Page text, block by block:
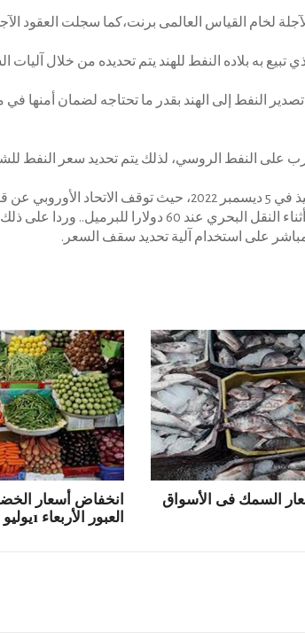
به بلاده النفط للهند يتم تحديده من خلال آليات
النفط إلى الهند بقدر ما تحتاجه لضمان
على النفط الروسي، لذلك يتم تحديد سعر النفط
يُذكر أن العقوبات الغربية على النفط الروسي دخلت حيز
دول مجموعة السبع وأستراليا والاتحاد الأوروبي سقفا
على استخدام آلية تحديد سقف السعر.
انخفاض أسعار
العبور الأربعاء 1يوليو
السمك فى الأسواق